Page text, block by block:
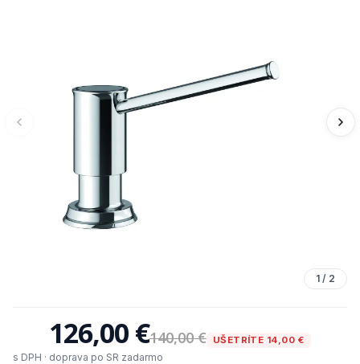
1 / 2
126,00 €140,00 € UŠETRÍTE 14,00 €
s DPH · doprava po SR zadarmo